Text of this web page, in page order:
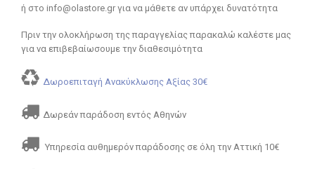
ή στο info@olastore.gr για να μάθετε αν υπάρχει δυνατότητα
Πριν την ολοκλήρωση της παραγγελίας παρακαλώ καλέστε μας
για να επιβεβαίωσουμε την διαθεσιμότητα
Δωροεπιταγή Ανακύκλωσης Αξίας 30€
Δωρεάν παράδοση εντός Αθηνών
Υπηρεσία αυθημερόν παράδοσης σε όλη την Αττική 10€